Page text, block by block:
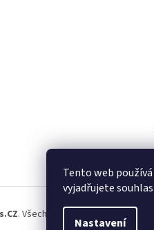
Tento web
vyjadřujete
Nastavení
. Všechna práva vyhrazena.